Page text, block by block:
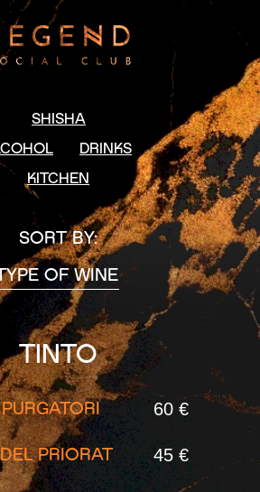
SHISHA
DRINKS
KITCHEN
SORT BY:
OF WINE
ROSADOS
CHAMPAGNE
BLANCOS
60 €
TINTO
PRIORAT 45 €